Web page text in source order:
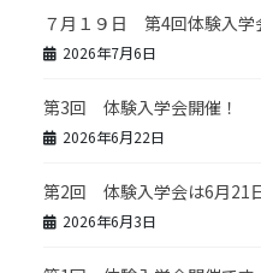
７月１９日 第4回体験入学
2026年7月6日
第3回 体験入学会開催！
2026年6月22日
第2回 体験入学会は6月21
2026年6月3日